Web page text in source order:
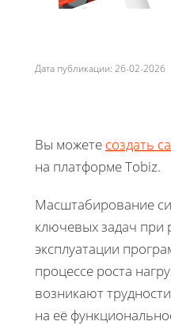
Дата публикации: 26-02-
Вы можете создать
на платформе Tobiz.
Масштабирование
ключевых задач при
эксплуатации
процессе роста
возникают
на её